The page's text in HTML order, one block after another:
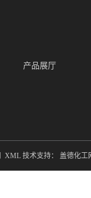
产品展厅
XML 技术支持： 盖德化工